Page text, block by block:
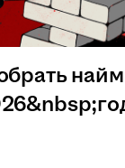
найм